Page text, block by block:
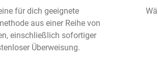
für dich geeignete
aus einer Reihe von
einschließlich sofortiger
Überweisung.